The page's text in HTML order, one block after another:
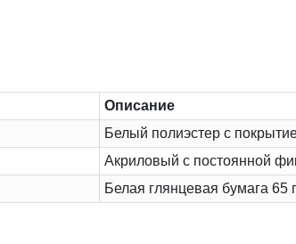
Описание
Белый полиэстер с
Акриловый с постоянной
Белая глянцевая бумага 65